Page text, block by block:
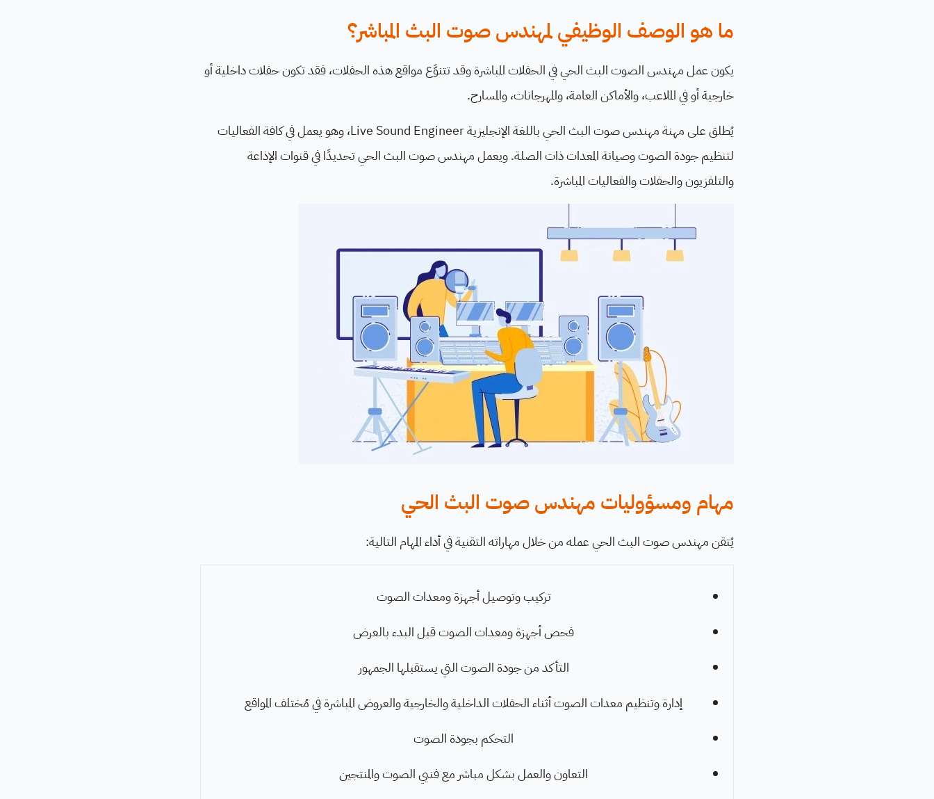
ما هو الوصف الوظيفي لمهندس صوت البث المباشر؟
يكون عمل مهندس الصوت البث الحي في الحفلات المباشرة وقد تتنوَّع مواقع هذه الحفلات، فقد تكون حفلات داخلية أو
خارجية أو في الملاعب، والأماكن العامة، والمهرجانات، والمسارح.
يُطلق على مهنة مهندس صوت البث الحي باللغة الإنجليزية Live Sound Engineer، وهو يعمل في كافة الفعاليات
لتنظيم جودة الصوت وصيانة المعدات ذات الصلة. ويعمل مهندس صوت البث الحي تحديدًا في قنوات الإذاعة
والتلفزيون والحفلات والفعاليات المباشرة.
مهام ومسؤوليات مهندس صوت البث الحي
يُتقن مهندس صوت البث الحي عمله من خلال مهاراته التقنية في أداء المهام التالية:
تركيب وتوصيل أجهزة ومعدات الصوت
فحص أجهزة ومعدات الصوت قبل البدء بالعرض
التأكد من جودة الصوت التي يستقبلها الجمهور
إدارة وتنظيم معدات الصوت أثناء الحفلات الداخلية والخارجية والعروض المباشرة في مُختلف المواقع
التحكم بجودة الصوت
التعاون والعمل بشكل مباشر مع فنيي الصوت والمنتجين